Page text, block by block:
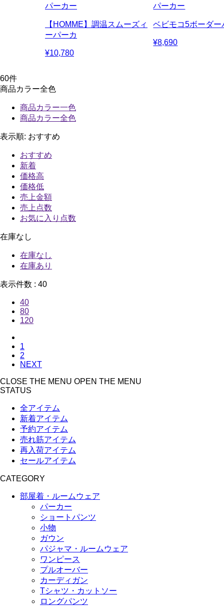
パーカー
【HOMME】調温スムーズィ
ーパーカ
¥10,780
パーカー
ベビモコ5ボーダー
¥8,690
60件
商品カラー全色
商品カラー一色
商品カラー全色
表示順: おすすめ
おすすめ
新着
価格高
価格低
売上金額
売上点数
お気に入り点数
在庫なし
在庫なし
在庫あり
表示件数 : 40
40
80
120
1
2
NEXT
CLOSE THE MENU OPEN THE MENU
STATUS
全アイテム
新着アイテム
予約アイテム
売れ筋アイテム
再入荷アイテム
セールアイテム
CATEGORY
部屋着・ルームウェア
パーカー
ショートパンツ
小物
ガウン
パジャマ・ルームウェア
ワンピース
プルオーバー
カーディガン
Tシャツ・カットソー
ロングパンツ